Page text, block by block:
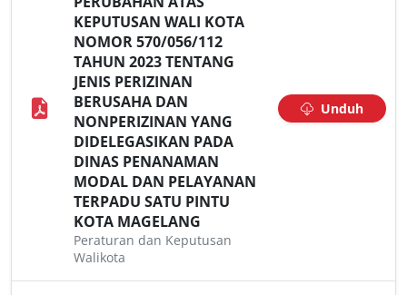
KEPUTUSAN WALI KOTA
NOMOR 570/056/112
TAHUN 2023 TENTANG
JENIS PERIZINAN
BERUSAHA DAN
NONPERIZINAN YANG
DIDELEGASIKAN PADA
DINAS PENANAMAN
MODAL DAN PELAYANAN
TERPADU SATU PINTU
KOTA MAGELANG
Peraturan dan Keputusan
Walikota
Unduh